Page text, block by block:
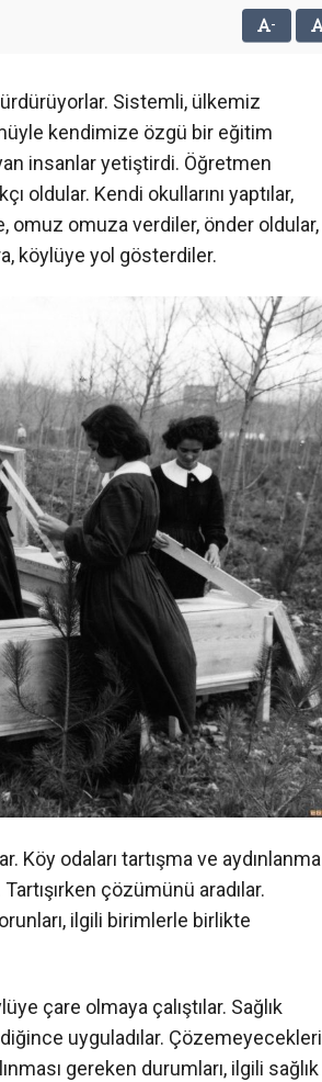
-
Sistemli, ülkemiz
kendimize özgü bir eğitim
insanlar yetiştirdi. Öğretmen
oldular. Kendi okullarını yaptılar,
omuz omuza verdiler, önder oldular,
köylüye yol gösterdiler.
Köy odaları tartışma ve aydınlanma
Tartışırken çözümünü aradılar.
ilgili birimlerle birlikte
çare olmaya çalıştılar. Sağlık
uyguladılar. Çözemeyecekleri
gereken durumları, ilgili sağlık